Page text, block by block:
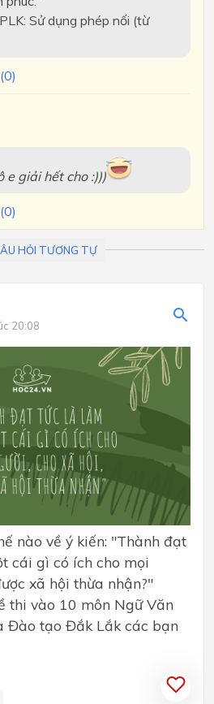
Sử dụng phép nối (từ
e giải hết cho :)))
HỎI TƯƠNG TỰ
20:08
nào về ý kiến: "Thành đạt
cái gì có ích cho mọi
xã hội thừa nhận?"
thi vào 10 môn Ngữ Văn
Đào tạo Đắk Lắk các bạn